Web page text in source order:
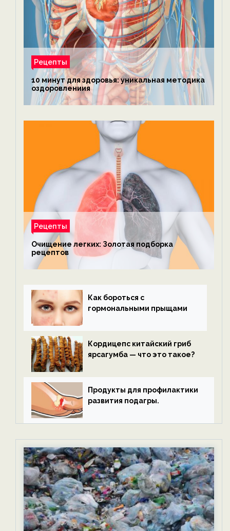
Рецепты
10 минут для здоровья: уникальная методика
оздоровлениия
Рецепты
Очищение легких: Золотая подборка
рецептов
Как бороться с
гормональными прыщами
Кордицепс китайский гриб
ярсагумба — что это такое?
Продукты для профилактики
развития подагры.